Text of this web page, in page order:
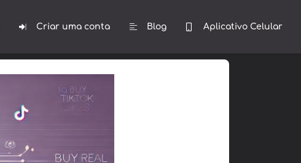
Criar uma conta Blog Aplicativo Celular